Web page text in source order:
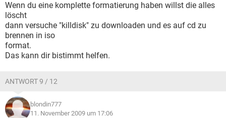
Wenn du eine komplette formatierung haben willst die alles
löscht
dann versuche "killdisk" zu downloaden und es auf cd zu
brennen in iso
format.
Das kann dir bistimmt helfen.
ANTWORT 9 / 12
blondin777
11. November 2009 um 17:06